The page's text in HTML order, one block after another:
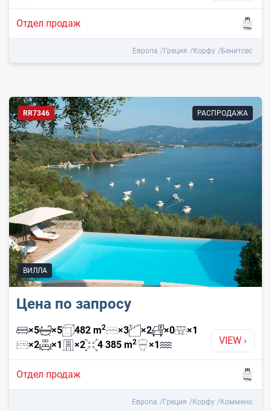
Отдел продаж
Европа Греция Корфу Бенитсес
VIEW ›
Цена по запросу
×5 ×5 482 m2 ×3 ×2 ×0 ×1
×2 ×1 ×2 4 385 m2 ×1
Отдел продаж
Европа Греция Корфу Коммено
RR7346 РАСПРОДАЖА
ВИЛЛА